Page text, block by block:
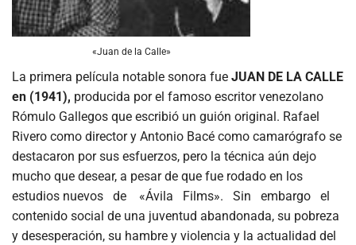
«Juan de la Calle»
La primera película notable sonora fue JUAN DE LA CALLE
en (1941), producida por el famoso escritor venezolano
Rómulo Gallegos que escribió un guión original. Rafael
Rivero como director y Antonio Bacé como camarógrafo se
destacaron por sus esfuerzos, pero la técnica aún dejo
mucho que desear, a pesar de que fue rodado en los
estudios nuevos de «Ávila Films». Sin embargo el
contenido social de una juventud abandonada, su pobreza
y desesperación, su hambre y violencia y la actualidad del